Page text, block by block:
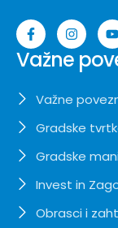
Važne
Važne
Gradske
Gradske
Invest in
Obrasci i